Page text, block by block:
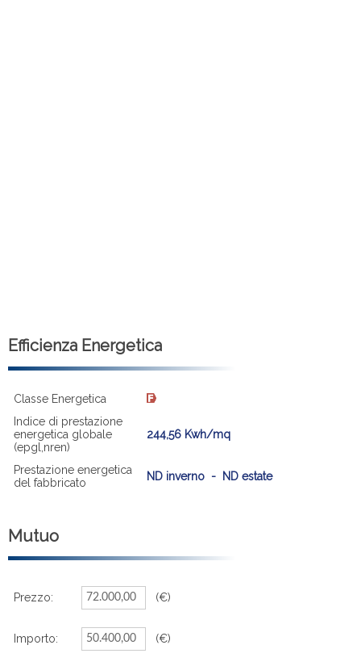
Efficienza Energetica
Classe Energetica
Indice di prestazione
energetica globale
(epgl,nren)
244,56 Kwh/mq
Prestazione energetica
del fabbricato
ND inverno - ND estate
Mutuo
Prezzo: (€)
Importo: (€)